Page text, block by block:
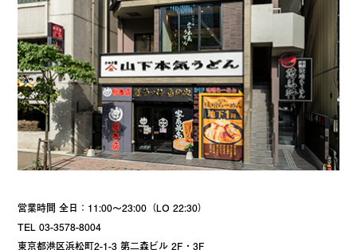
営業時間 全日：11:00～23:00（LO 22:30）
TEL 03-3578-8004
東京都港区浜松町2-1-3 第二森ビル 2F・3F